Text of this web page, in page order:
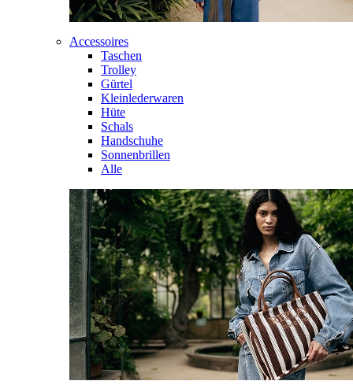
Accessoires
Taschen
Trolley
Gürtel
Kleinlederwaren
Hüte
Schals
Handschuhe
Sonnenbrillen
Alle